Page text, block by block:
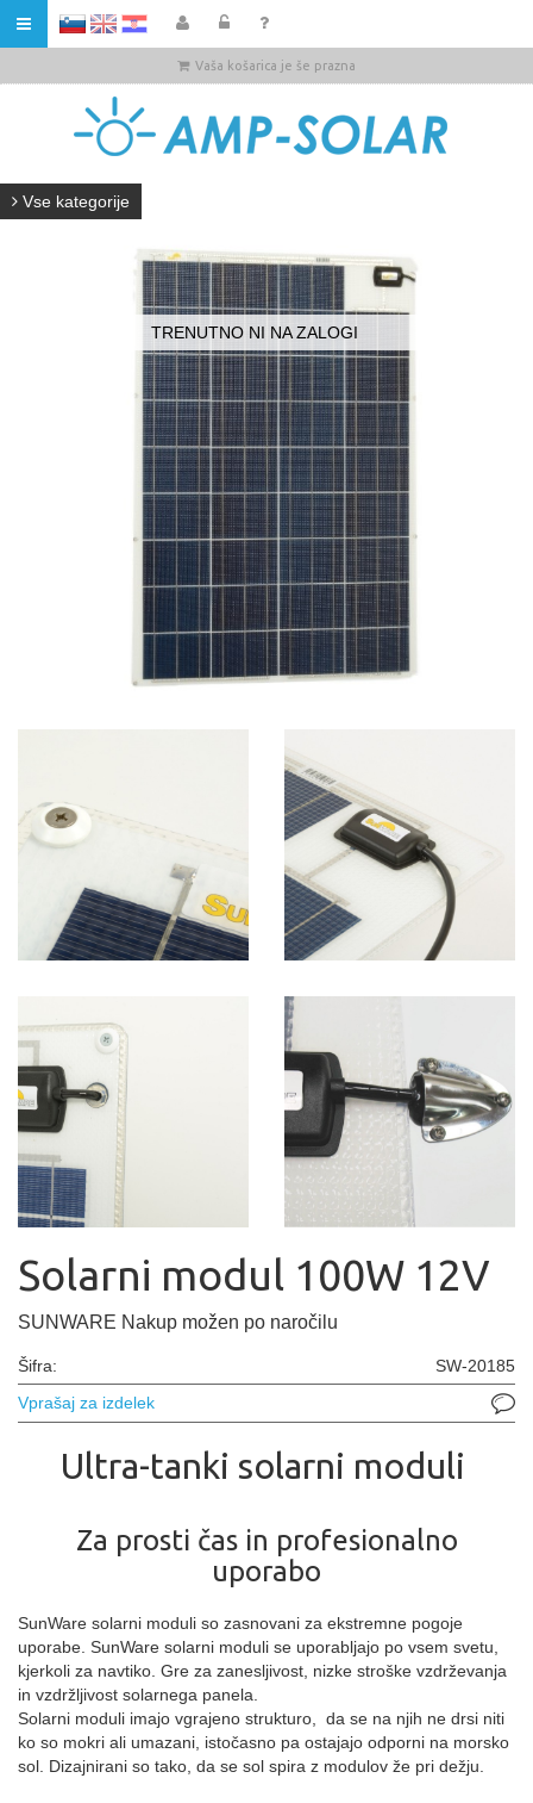
HR
Vaša košarica je še prazna
Vse kategorije
TRENUTNO NI NA ZALOGI
Solarni modul 100W 12V
SUNWARE Nakup možen po naročilu
Šifra:
SW-20185
Vprašaj za izdelek
Ultra-tanki solarni moduli
Za prosti čas in profesionalno
uporabo
SunWare solarni moduli so zasnovani za ekstremne pogoje
uporabe. SunWare solarni moduli se uporabljajo po vsem svetu,
kjerkoli za navtiko. Gre za zanesljivost, nizke stroške vzdrževanja
in vzdržljivost solarnega panela.
Solarni moduli imajo vgrajeno strukturo, da se na njih ne drsi niti
ko so mokri ali umazani, istočasno pa ostajajo odporni na morsko
sol. Dizajnirani so tako, da se sol spira z modulov že pri dežju.